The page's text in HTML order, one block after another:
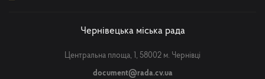
Чернівецька міська рада
Центральна площа, 1, 58002 м. Чернівці
document@rada.cv.ua